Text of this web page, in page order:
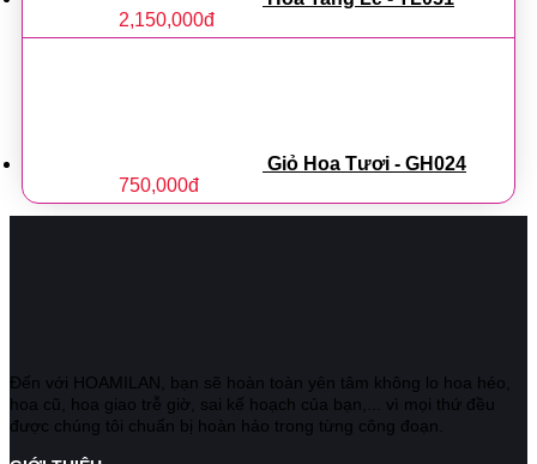
2,150,000đ
Giỏ Hoa Tươi - GH024
750,000đ
Đến với HOAMILAN, bạn sẽ hoàn toàn yên tâm không lo hoa héo,
hoa cũ, hoa giao trễ giờ, sai kế hoạch của bạn,... vì mọi thứ đều
được chúng tôi chuẩn bị hoàn hảo trong từng công đoạn.